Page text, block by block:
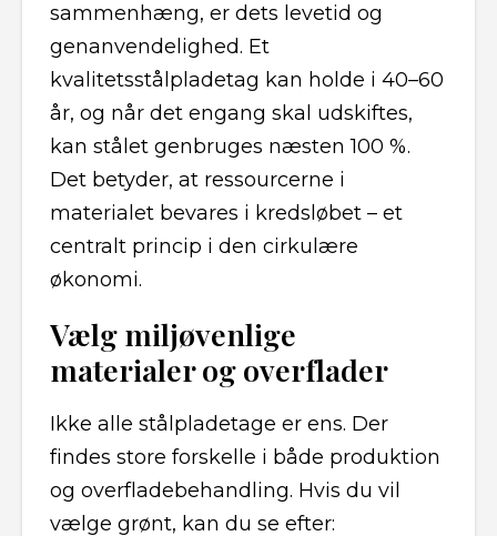
sammenhæng, er dets levetid og
genanvendelighed. Et
kvalitetsstålpladetag kan holde i 40–60
år, og når det engang skal udskiftes,
kan stålet genbruges næsten 100 %.
Det betyder, at ressourcerne i
materialet bevares i kredsløbet – et
centralt princip i den cirkulære
økonomi.
Vælg miljøvenlige
materialer og overflader
Ikke alle stålpladetage er ens. Der
findes store forskelle i både produktion
og overfladebehandling. Hvis du vil
vælge grønt, kan du se efter: